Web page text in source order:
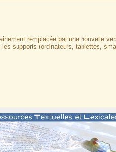
remplacée par une nouvelle
supports (ordinateurs, tablettes,